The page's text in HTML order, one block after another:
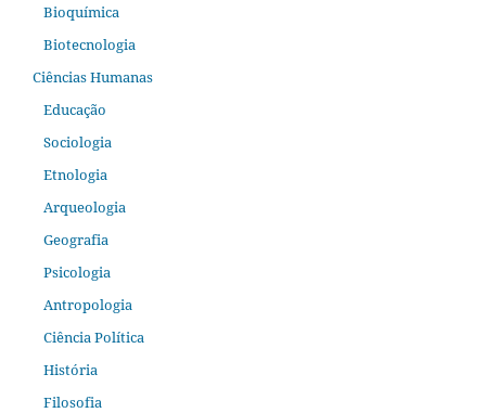
Bioquímica
Biotecnologia
Ciências Humanas
Educação
Sociologia
Etnologia
Arqueologia
Geografia
Psicologia
Antropologia
Ciência Política
História
Filosofia